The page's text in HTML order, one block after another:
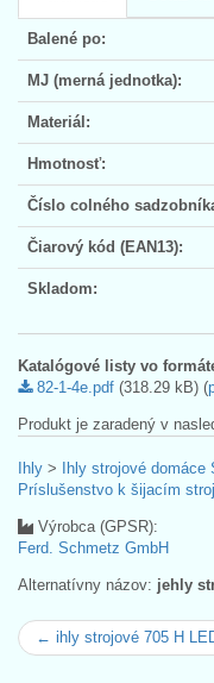
Balené po:
MJ (merná jednotka):
Materiál:
Hmotnosť:
Číslo colného
Čiarový kód (EAN13):
Skladom:
Katalógové listy vo
82-1-4e.pdf (318.29 kB) (
Produkt je zaradený v
Ihly > Ihly strojové domáce
Príslušenstvo k šijacím
Výrobca (GPSR):
Ferd. Schmetz GmbH
Alternatívny názov: jehly
← ihly strojové 705 H